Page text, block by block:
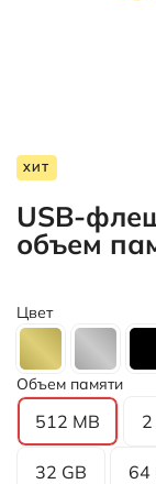
ХИТ
USB-
объем
Цвет
Объем памяти
512 MB 2
32 GB 64